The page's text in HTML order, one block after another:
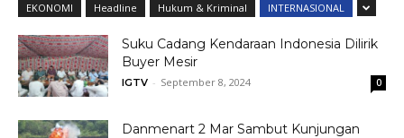
EKONOMI Headline Hukum & Kriminal INTERNASIONAL
Suku Cadang Kendaraan Indonesia Dilirik
Buyer Mesir
IGTV - September 8, 2024 0
Danmenart 2 Mar Sambut Kunjungan